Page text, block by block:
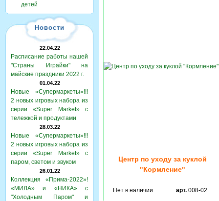
детей
Новости
22.04.22
Расписание работы нашей
"Страны Играйки" на
майские праздники 2022 г.
01.04.22
Новые «Супермаркеты»!!!
2 новых игровых набора из
серии «Super Market» с
тележкой и продуктами
28.03.22
Новые «Супермаркеты»!!!
2 новых игровых набора из
серии «Super Market» с
паром, светом и звуком
26.01.22
Коллекция «Прима-2022»!
«МИЛА» и «НИКА» с
"Холодным Паром" и
Центр по уходу за куклой
"Кормление"
Нет в наличии арт. 008-02